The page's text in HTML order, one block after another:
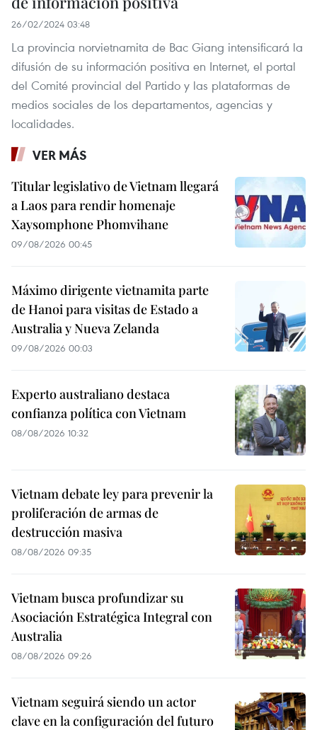
26/02/2024 03:48
La provincia norvietnamita de Bac Giang intensificará la
difusión de su información positiva en Internet, el portal
del Comité provincial del Partido y las plataformas de
medios sociales de los departamentos, agencias y
localidades.
VER MÁS
Titular legislativo de Vietnam llegará
a Laos para rendir homenaje
Xaysomphone Phomvihane
09/08/2026 00:45
Máximo dirigente vietnamita parte
de Hanoi para visitas de Estado a
Australia y Nueva Zelanda
09/08/2026 00:03
Experto australiano destaca
confianza política con Vietnam
08/08/2026 10:32
Vietnam debate ley para prevenir la
proliferación de armas de
destrucción masiva
08/08/2026 09:35
Vietnam busca profundizar su
Asociación Estratégica Integral con
Australia
08/08/2026 09:26
Vietnam seguirá siendo un actor
clave en la configuración del futuro